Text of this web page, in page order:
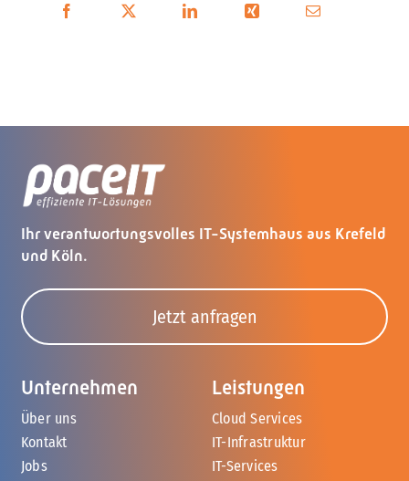
Ihr verantwortungsvolles IT-Systemhaus aus Krefeld
und Köln.
Jetzt anfragen
Unternehmen
Über uns
Kontakt
Jobs
Leistungen
Cloud Services
IT-Infrastruktur
IT-Services